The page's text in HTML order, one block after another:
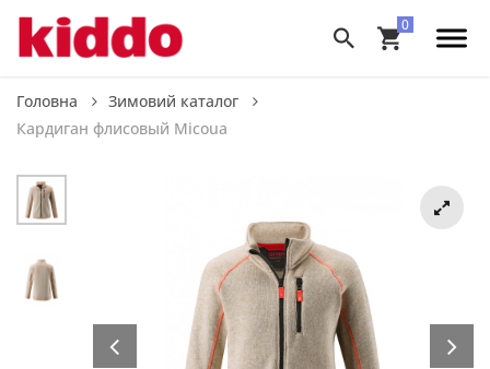
Головна
Зимовий каталог
Кардиган флисовый Micoua